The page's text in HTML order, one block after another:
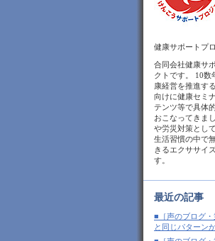
健康サポートプ
合同会社健康サ
クトです。 10数
康経営を推進す
向けに健康セミ
テンツ等で具体
おこなってきま
や労災対策とし
生活習慣の中で
きるエクササイ
す。
最近の記事
■［声のブログ
と同じパターン